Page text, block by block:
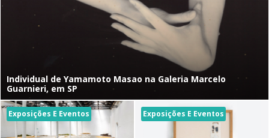
Individual de Yamamoto Masao na Galeria Marcelo
Guarnieri, em SP
Exposições E Eventos Exposições E Eventos